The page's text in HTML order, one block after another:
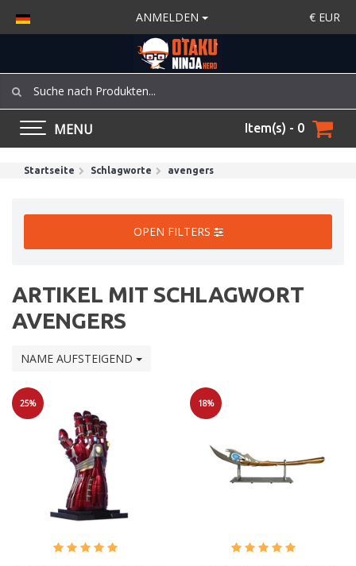
ANMELDEN € EUR
MENU Item(s) - 0
Startseite Schlagworte avengers
OPEN FILTERS
ARTIKEL MIT SCHLAGWORT
AVENGERS
NAME AUFSTEIGEND
25% 18%